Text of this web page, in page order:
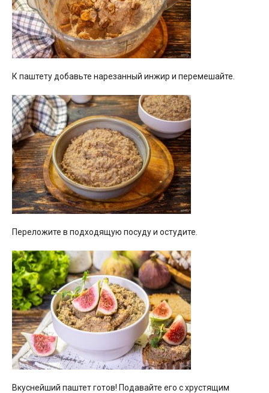
К паштету добавьте нарезанный инжир и перемешайте.
Переложите в подходящую посуду и остудите.
Вкуснейший паштет готов! Подавайте его с хрустящим